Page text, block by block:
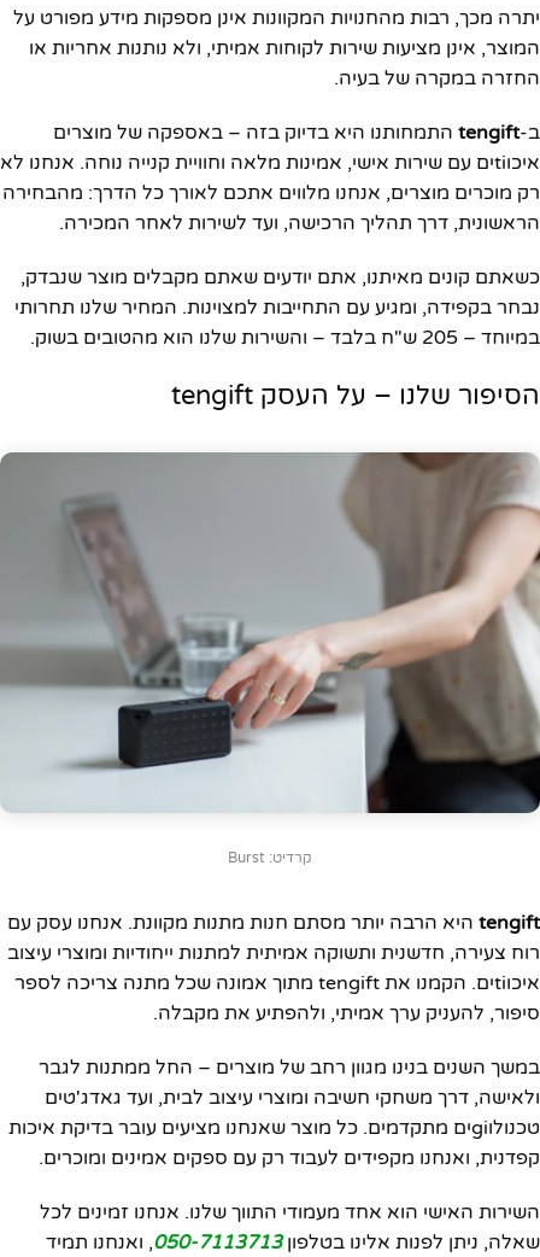
יתרה מכך, רבות מהחנויות המקוונות אינן מספקות מידע מפורט על
המוצר, אינן מציעות שירות לקוחות אמיתי, ולא נותנות אחריות או
החזרה במקרה של בעיה.
ב-tengift התמחותנו היא בדיוק בזה – באספקה של מוצרים
איכוtiים עם שירות אישי, אמינות מלאה וחוויית קנייה נוחה. אנחנו לא
רק מוכרים מוצרים, אנחנו מלווים אתכם לאורך כל הדרך: מהבחירה
הראשונית, דרך תהליך הרכישה, ועד לשירות לאחר המכירה.
כשאתם קונים מאיתנו, אתם יודעים שאתם מקבלים מוצר שנבדק,
נבחר בקפידה, ומגיע עם התחייבות למצוינות. המחיר שלנו תחרותי
במיוחד – 205 ש"ח בלבד – והשירות שלנו הוא מהטובים בשוק.
הסיפור שלנו – על העסק tengift
קרדיט: Burst
tengift היא הרבה יותר מסתם חנות מתנות מקוונת. אנחנו עסק עם
רוח צעירה, חדשנית ותשוקה אמיתית למתנות ייחודיות ומוצרי עיצוב
איכוtiים. הקמנו את tengift מתוך אמונה שכל מתנה צריכה לספר
סיפור, להעניק ערך אמיתי, ולהפתיע את מקבלה.
במשך השנים בנינו מגוון רחב של מוצרים – החל ממתנות לגבר
ולאישה, דרך משחקי חשיבה ומוצרי עיצוב לבית, ועד גאדג'טים
טכנולוgiים מתקדמים. כל מוצר שאנחנו מציעים עובר בדיקת איכות
קפדנית, ואנחנו מקפידים לעבוד רק עם ספקים אמינים ומוכרים.
השירות האישי הוא אחד מעמודי התווך שלנו. אנחנו זמינים לכל
שאלה, ניתן לפנות אלינו בטלפון050-7113713, ואנחנו תמיד